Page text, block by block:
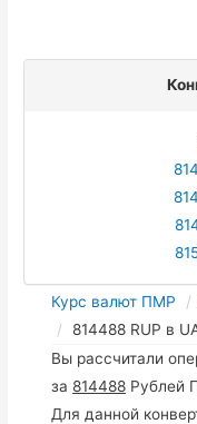
Курс валют ПМР
814488 RUP в
Вы рассчитали
за 814488 Рублей
Для данной